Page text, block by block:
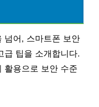
넘어, 스마트폰 보안
급 팁을 소개합니다.
활용으로 보안 수준